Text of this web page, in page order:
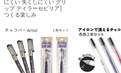
にくい 失くしにくい グリ
ップ テイラーセビリア│
つくる楽しみ